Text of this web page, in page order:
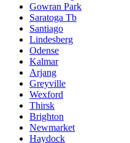
Gowran Park
Saratoga Tb
Santiago
Lindesberg
Odense
Kalmar
Arjang
Greyville
Wexford
Thirsk
Brighton
Newmarket
Haydock